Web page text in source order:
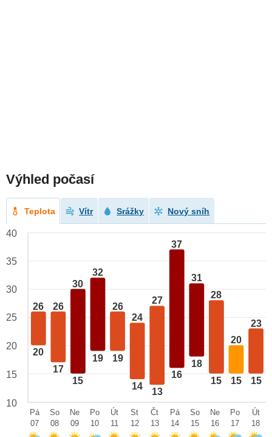
Výhled počasí
Teplota Vítr Srážky Nový sníh
26
20
26
17
30
15
32
19
26
19
24
14
27
13
37
16
31
18
28
15
20
15
23
15
40
35
30
25
20
15
10
Pá
07
So
08
Ne
09
Po
10
Út
11
St
12
Čt
13
Pá
14
So
15
Ne
16
Po
17
Út
18